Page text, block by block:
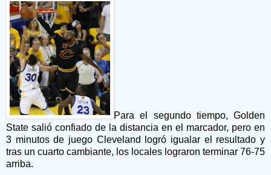
Para el segundo tiempo, Golden
State salió confiado de la distancia en el marcador, pero en
3 minutos de juego Cleveland logró igualar el resultado y
tras un cuarto cambiante, los locales lograron terminar 76-75
arriba.